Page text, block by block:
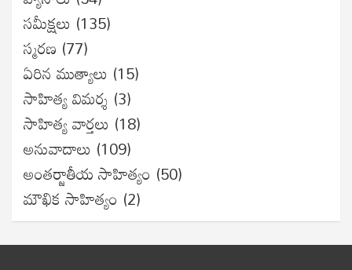
సమీక్షలు (135)
స్మరణ (77)
ఏరిన ముత్యాలు (15)
సాహిత్య విమర్శ (3)
సాహిత్య వార్తలు (18)
అనువాదాలు (109)
అంతర్జాతీయ సాహిత్యం (50)
మౌఖిక సాహిత్యం (2)